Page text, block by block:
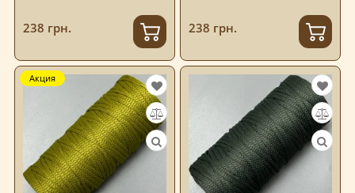
238 грн. 238 грн.
Акция